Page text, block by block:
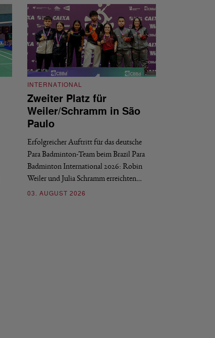
INTERNATIONAL
Zweiter Platz für
Weiler/Schramm in São
Paulo
Erfolgreicher Auftritt für das deutsche
Para Badminton-Team beim Brazil Para
Badminton International 2026: Robin
Weiler und Julia Schramm erreichten…
03. AUGUST 2026